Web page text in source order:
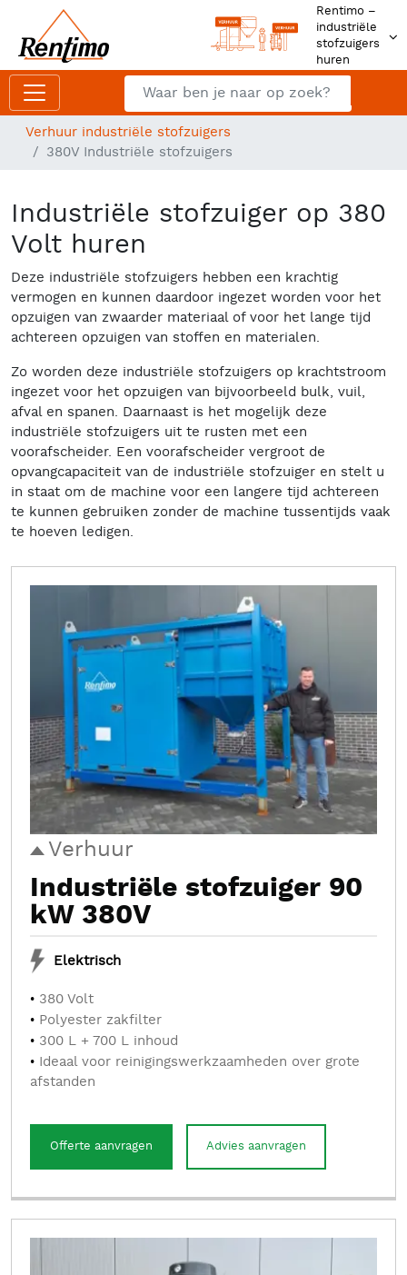
Rentimo –
industriële
stofzuigers
huren
Zoeken
Verhuur industriële stofzuigers
380V Industriële stofzuigers
Industriële stofzuiger op 380
Volt huren
Deze industriële stofzuigers hebben een krachtig
vermogen en kunnen daardoor ingezet worden voor het
opzuigen van zwaarder materiaal of voor het lange tijd
achtereen opzuigen van stoffen en materialen.
Zo worden deze industriële stofzuigers op krachtstroom
ingezet voor het opzuigen van bijvoorbeeld bulk, vuil,
afval en spanen. Daarnaast is het mogelijk deze
industriële stofzuigers uit te rusten met een
voorafscheider. Een voorafscheider vergroot de
opvangcapaciteit van de industriële stofzuiger en stelt u
in staat om de machine voor een langere tijd achtereen
te kunnen gebruiken zonder de machine tussentijds vaak
te hoeven ledigen.
Verhuur
Industriële stofzuiger 90
kW 380V
Elektrisch
380 Volt
Polyester zakfilter
300 L + 700 L inhoud
Ideaal voor reinigingswerkzaamheden over grote
afstanden
Offerte aanvragen Advies aanvragen